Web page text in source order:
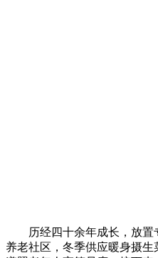
历经四十余年成长，放置
养老社区，冬季供应暖身摄